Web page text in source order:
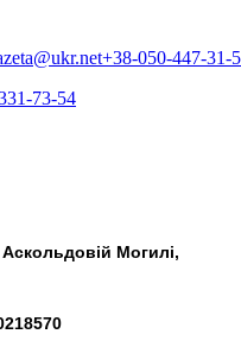
+38-050-447-31-
73-54
Могилі,